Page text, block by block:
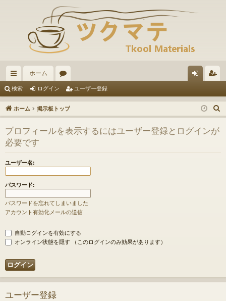
イ
ッ
ク
リ
ク
ホーム
ー
ラ
ム
イ
ン
ザ
ー
登
検索 ログイン ユーザー登録
ホーム 掲示板トップ
索
プロフィールを表示するにはユーザー登録とログインが
必要です
ユーザー名:
パスワード:
パスワードを忘れてしまいました
アカウント有効化メールの送信
自動ログインを有効にする
オンライン状態を隠す （このログインのみ効果があります）
ユーザー登録